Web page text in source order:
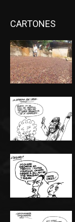
CARTONES